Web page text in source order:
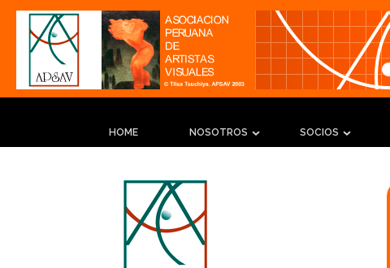
HOME NOSOTROS SOCIOS